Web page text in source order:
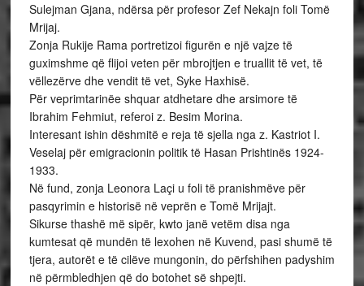
Sulejman Gjana, ndërsa për profesor Zef Nekajn foli Tomë
Mrijaj.
Zonja Rukije Rama portretizoi figurën e një vajze të
guximshme që flijoi veten për mbrojtjen e truallit të vet, të
vëllezërve dhe vendit të vet, Syke Haxhisë.
Për veprimtarinëe shquar atdhetare dhe arsimore të
Ibrahim Fehmiut, referoi z. Besim Morina.
Interesant ishin dëshmitë e reja të sjella nga z. Kastriot I.
Veselaj për emigracionin politik të Hasan Prishtinës 1924-
1933.
Në fund, zonja Leonora Laçi u foli të pranishmëve për
pasqyrimin e historisë në veprën e Tomë Mrijajt.
Sikurse thashë më sipër, kwto janë vetëm disa nga
kumtesat që mundën të lexohen në Kuvend, pasi shumë të
tjera, autorët e të cilëve mungonin, do përfshihen padyshim
në përmbledhjen që do botohet së shpejti.